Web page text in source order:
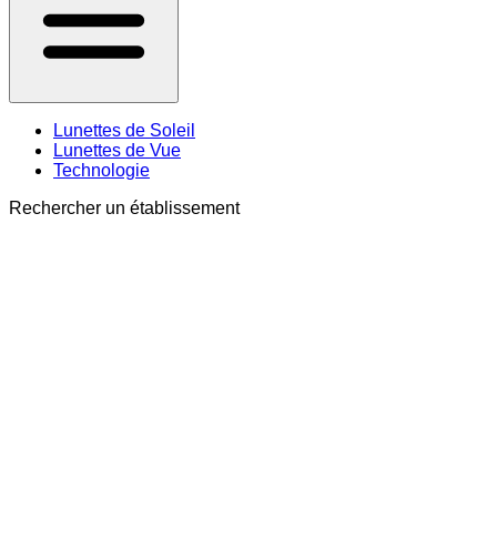
Lunettes de Soleil
Lunettes de Vue
Technologie
Rechercher un établissement